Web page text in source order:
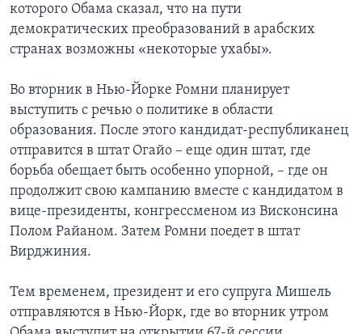
которого Обама сказал, что на пути
демократических преобразований в арабских
странах возможны «некоторые ухабы».
Во вторник в Нью-Йорке Ромни планирует
выступить с речью о политике в области
образования. После этого кандидат-республиканец
отправится в штат Огайо – еще один штат, где
борьба обещает быть особенно упорной, – где он
продолжит свою кампанию вместе с кандидатом в
вице-президенты, конгрессменом из Висконсина
Полом Райаном. Затем Ромни поедет в штат
Вирджиния.
Тем временем, президент и его супруга Мишель
отправляются в Нью-Йорк, где во вторник утром